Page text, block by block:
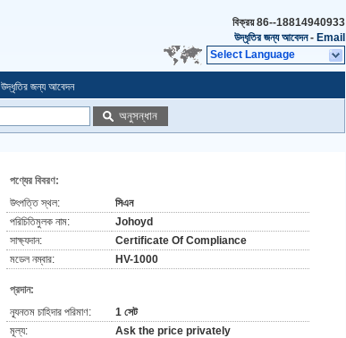
বিক্রয়86--18814940933
উদ্ধৃতির জন্য আবেদন- Email
Select Language
উদ্ধৃতির জন্য আবেদন
অনুসন্ধান
পণ্যের বিবরণ:
উৎপত্তি স্থল:
সিএন
পরিচিতিমুলক নাম:
Johoyd
সাক্ষ্যদান:
Certificate Of Compliance
মডেল নম্বার:
HV-1000
প্রদান:
ন্যূনতম চাহিদার পরিমাণ:
1 সেট
মূল্য:
Ask the price privately